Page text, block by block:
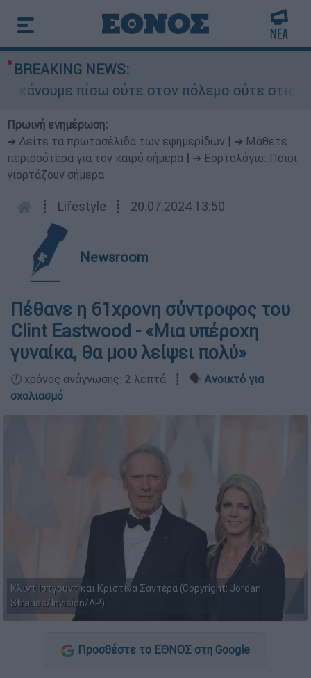
BREAKING NEWS:
πίσω ούτε στον πόλεμο ούτε στις
Πρωινή ενημέρωση:
➔ Δείτε τα πρωτοσέλιδα των εφημερίδων
➔ Μάθετε
περισσότερα για τον καιρό σήμερα
➔ Εορτολόγιο: Ποιοι
γιορτάζουν σήμερα
┋ Lifestyle ┋ 20.07.2024 13:50
Newsroom
Πέθανε η 61χρονη σύντροφος του
Clint Eastwood - «Μια υπέροχη
γυναίκα, θα μου λείψει πολύ»
🕛 χρόνος ανάγνωσης: 2 λεπτά ┋ 🗣️ Ανοικτό για
σχολιασμό
Κλιντ Ιστγουντ και Κριστίνα Σαντέρα (Copyright: Jordan
Strauss/Invision/AP)
Προσθέστε το ΕΘΝΟΣ στη Google